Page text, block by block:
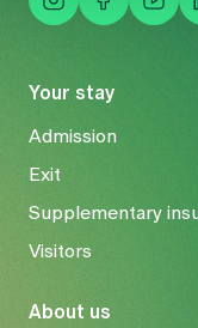
Your stay
Admission
Exit
Supplementary
Visitors
About us